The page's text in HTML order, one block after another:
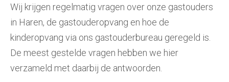
Wij krijgen regelmatig vragen over onze gastouders
in Haren, de gastouderopvang en hoe de
kinderopvang via ons gastouderbureau geregeld is.
De meest gestelde vragen hebben we hier
verzameld met daarbij de antwoorden.